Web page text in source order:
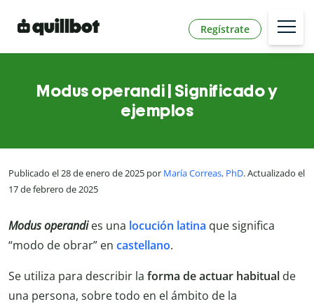
Regístrate
Modus operandi | Significado y
ejemplos
Publicado el 28 de enero de 2025 por María Correas, PhD. Actualizado el
17 de febrero de 2025
Modus operandies una locución latina que significa
“modo de obrar” en castellano.
Se utiliza para describir la forma de actuar habitual de
una persona, sobre todo en el ámbito de la